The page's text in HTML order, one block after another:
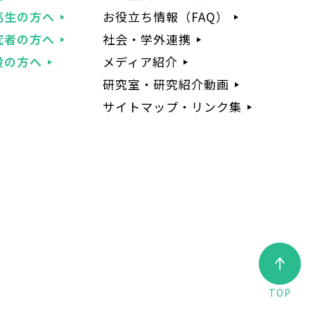
生の方へ
者の方へ
の方へ
お役立ち情報（FAQ）
社会・学外連携
メディア紹介
研究室・研究紹介動画
サイトマップ・リンク集
TOP